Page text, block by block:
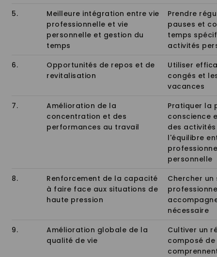
5.
Meilleure intégration entre vie
professionnelle et vie
personnelle et gestion du
temps
Prendre
pauses et
temps
activités
6.
Opportunités de repos et de
revitalisation
Utiliser
congés et
vacances
7.
Amélioration de la
concentration et des
performances au travail
Pratiquer la
conscience
des
l'équilibre
personnelle
8.
Renforcement de la capacité
à faire face aux situations de
haute pression
Chercher un
nécessaire
9.
Amélioration globale de la
qualité de vie
Cultiver un
composé